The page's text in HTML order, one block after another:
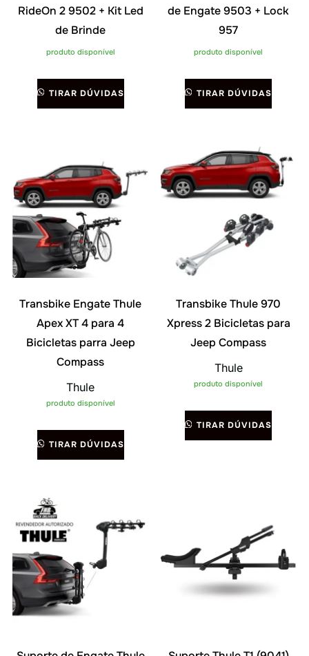
RideOn 2 9502 + Kit Led
de Brinde
produto disponível
TIRAR DÚVIDAS
de Engate 9503 + Lock
957
produto disponível
TIRAR DÚVIDAS
Transbike Engate Thule
Apex XT 4 para 4
Bicicletas parra Jeep
Compass
Thule
produto disponível
TIRAR DÚVIDAS
Transbike Thule 970
Xpress 2 Bicicletas para
Jeep Compass
Thule
produto disponível
TIRAR DÚVIDAS